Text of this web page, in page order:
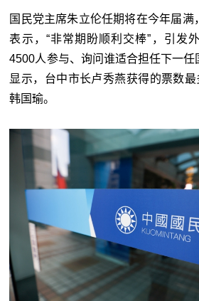
国民党主席朱立伦任期将在今年届满
表示，“非常期盼顺利交棒”，引发
4500人参与、询问谁适合担任下一
显示，台中市长卢秀燕获得的票数最
韩国瑜。